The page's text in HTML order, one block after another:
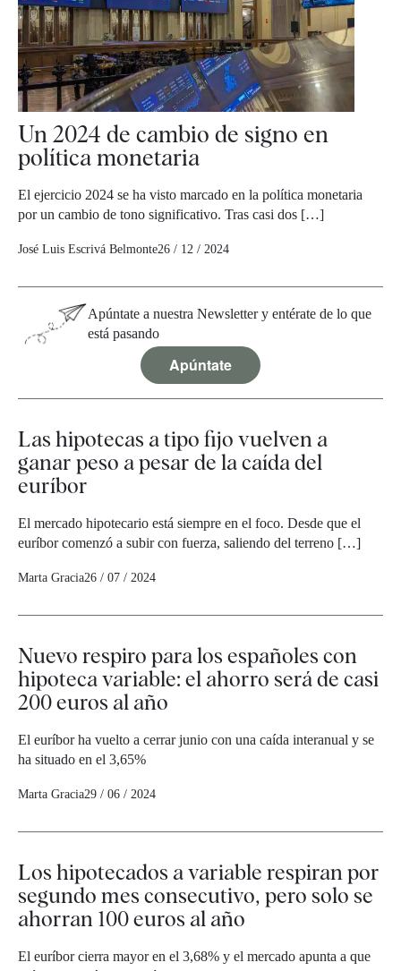
Un 2024 de cambio de signo en
política monetaria
El ejercicio 2024 se ha visto marcado en la política monetaria
por un cambio de tono significativo. Tras casi dos […]
José Luis Escrivá Belmonte26 / 12 / 2024
Apúntate a nuestra Newsletter y entérate de lo que
está pasando
Apúntate
Las hipotecas a tipo fijo vuelven a
ganar peso a pesar de la caída del
euríbor
El mercado hipotecario está siempre en el foco. Desde que el
euríbor comenzó a subir con fuerza, saliendo del terreno […]
Marta Gracia26 / 07 / 2024
Nuevo respiro para los españoles con
hipoteca variable: el ahorro será de casi
200 euros al año
El euríbor ha vuelto a cerrar junio con una caída interanual y se
ha situado en el 3,65%
Marta Gracia29 / 06 / 2024
Los hipotecados a variable respiran por
segundo mes consecutivo, pero solo se
ahorran 100 euros al año
El euríbor cierra mayor en el 3,68% y el mercado apunta a que